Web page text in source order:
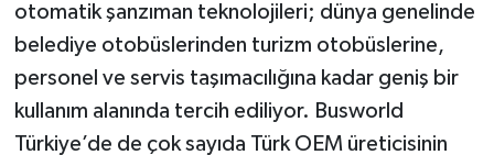
otomatik şanzıman teknolojileri; dünya genelinde
belediye otobüslerinden turizm otobüslerine,
personel ve servis taşımacılığına kadar geniş bir
kullanım alanında tercih ediliyor. Busworld
Türkiye’de de çok sayıda Türk OEM üreticisinin